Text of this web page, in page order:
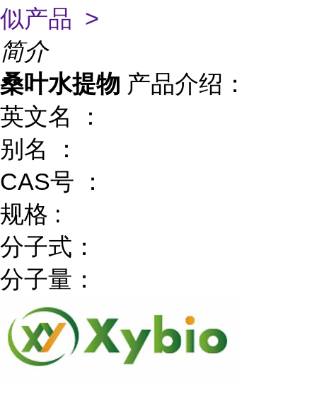
似产品 >
简介
桑叶水提物 产品介绍：
英文名 ：
别名 ：
CAS号 ：
规格 :
分子式：
分子量：